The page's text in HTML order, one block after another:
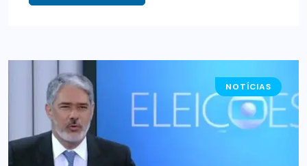
NOTÍCIAS